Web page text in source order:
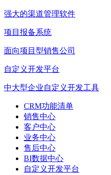
强大的渠道管理软件
项目报备系统
面向项目型销售公司
自定义开发平台
中大型企业自定义开发工具
CRM功能清单
销售中心
客户中心
业务中心
售后中心
BI数据中心
自定义开发平台